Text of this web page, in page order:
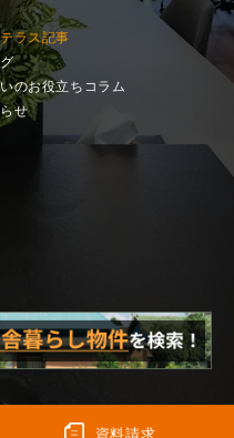
資料請求
ラス記事
のお役立ちコラム
せ